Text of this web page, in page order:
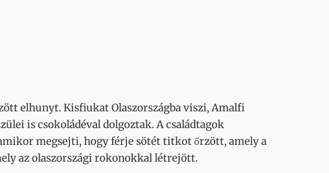
elhunyt. Kisfiukat Olaszországba viszi, Amalfi
is csokoládéval dolgoztak. A családtagok
megsejti, hogy férje sötét titkot őrzött, amely a
az olaszországi rokonokkal létrejött.